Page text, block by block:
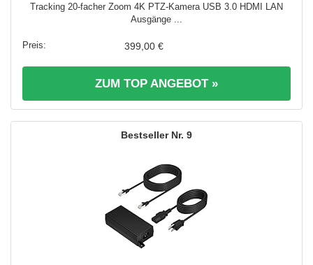
Tracking 20-facher Zoom 4K PTZ-Kamera USB 3.0 HDMI LAN
Ausgänge ...
399,00 €
ZUM TOP ANGEBOT »
9